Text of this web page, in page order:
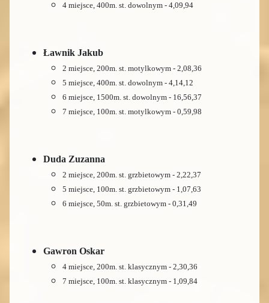
4 miejsce, 400m. st. dowolnym - 4,09,94
Ławnik Jakub
2 miejsce, 200m. st. motylkowym - 2,08,36
5 miejsce, 400m. st. dowolnym - 4,14,12
6 miejsce, 1500m. st. dowolnym - 16,56,37
7 miejsce, 100m. st. motylkowym - 0,59,98
Duda Zuzanna
2 miejsce, 200m. st. grzbietowym - 2,22,37
5 miejsce, 100m. st. grzbietowym - 1,07,63
6 miejsce, 50m. st. grzbietowym - 0,31,49
Gawron Oskar
4 miejsce, 200m. st. klasycznym - 2,30,36
7 miejsce, 100m. st. klasycznym - 1,09,84